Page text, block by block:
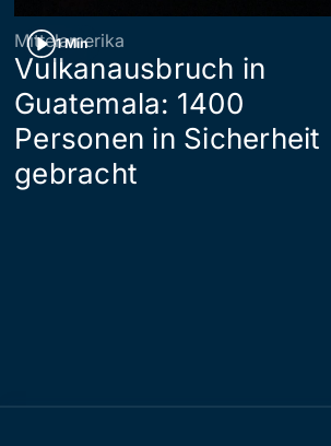
1 Min
Mittelamerika
Vulkanausbruch in
Guatemala: 1400
Personen in Sicherheit
gebracht